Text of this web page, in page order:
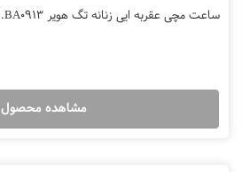
ساعت مچی عقربه ایی زنانه تگ هویر WAY131C.BA0913
مشاهده محصول